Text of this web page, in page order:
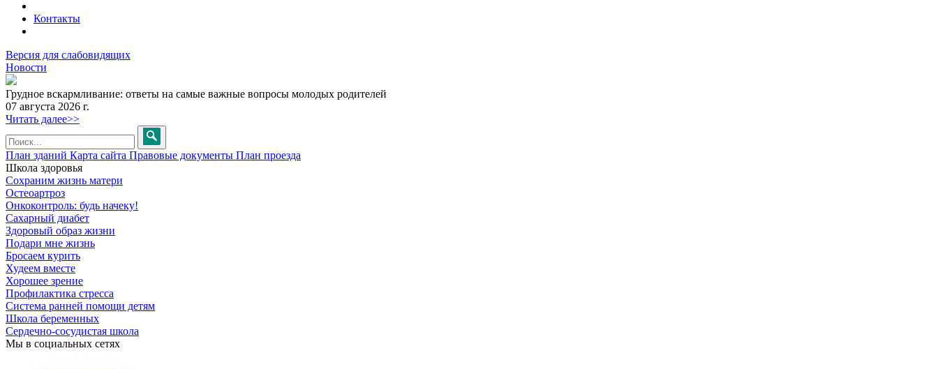
Контакты
Версия для слабовидящих
Новости
Грудное вскармливание: ответы на самые важные вопросы молодых родителей
07 августа 2026 г.
Читать далее>>
План зданий Карта сайта Правовые документы План проезда
Школа здоровья
Сохраним жизнь матери
Остеоартроз
Онкоконтроль: будь начеку!
Сахарный диабет
Здоровый образ жизни
Подари мне жизнь
Бросаем курить
Худеем вместе
Хорошее зрение
Профилактика стресса
Система ранней помощи детям
Школа беременных
Сердечно-сосудистая школа
Мы в социальных сетях